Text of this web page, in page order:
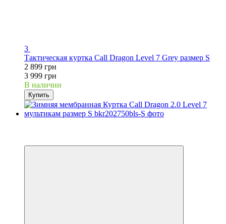
3
Тактическая куртка Call Dragon Level 7 Grey размер S
2 899 грн
3 999 грн
В наличии
Купить